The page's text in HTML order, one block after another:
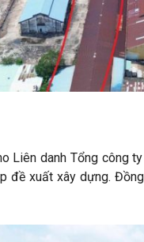
Liên danh Tổng công
đề xuất xây dựng.